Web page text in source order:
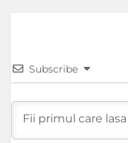
Subscribe